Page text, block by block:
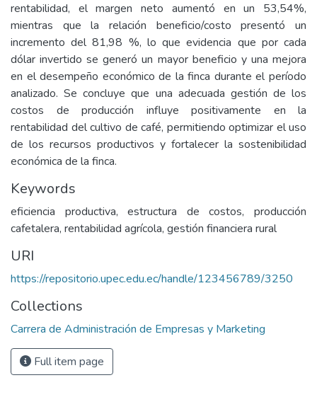
rentabilidad, el margen neto aumentó en un 53,54%,
mientras que la relación beneficio/costo presentó un
incremento del 81,98 %, lo que evidencia que por cada
dólar invertido se generó un mayor beneficio y una mejora
en el desempeño económico de la finca durante el período
analizado. Se concluye que una adecuada gestión de los
costos de producción influye positivamente en la
rentabilidad del cultivo de café, permitiendo optimizar el uso
de los recursos productivos y fortalecer la sostenibilidad
económica de la finca.
Keywords
eficiencia productiva, estructura de costos, producción
cafetalera, rentabilidad agrícola, gestión financiera rural
URI
https://repositorio.upec.edu.ec/handle/123456789/3250
Collections
Carrera de Administración de Empresas y Marketing
Full item page